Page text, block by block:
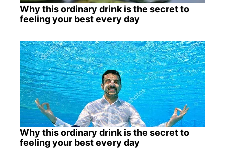
Why this ordinary drink is the secret to
feeling your best every day
Why this ordinary drink is the secret to
feeling your best every day